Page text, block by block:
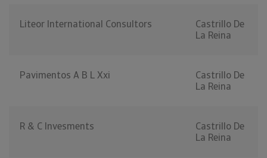
Liteor International Consultors
Castrillo De
La Reina
Pavimentos A B L Xxi
Castrillo De
La Reina
R & C Invesments
Castrillo De
La Reina